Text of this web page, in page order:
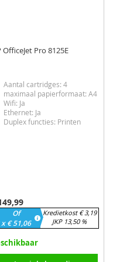
OfficeJet Pro 8125E
Aantal cartridges: 4
maximaal papierformaat: A4
Wifi: Ja
Ethernet: Ja
Duplex functies: Printen
Of
€ 51,06
Kredietkost € 3,19
JKP 13,50 %